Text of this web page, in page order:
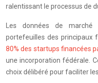
ralentissant le processus de
Les données de
portefeuilles des principaux
80% des startups financées
une incorporation fédérale.
choix délibéré pour faciliter